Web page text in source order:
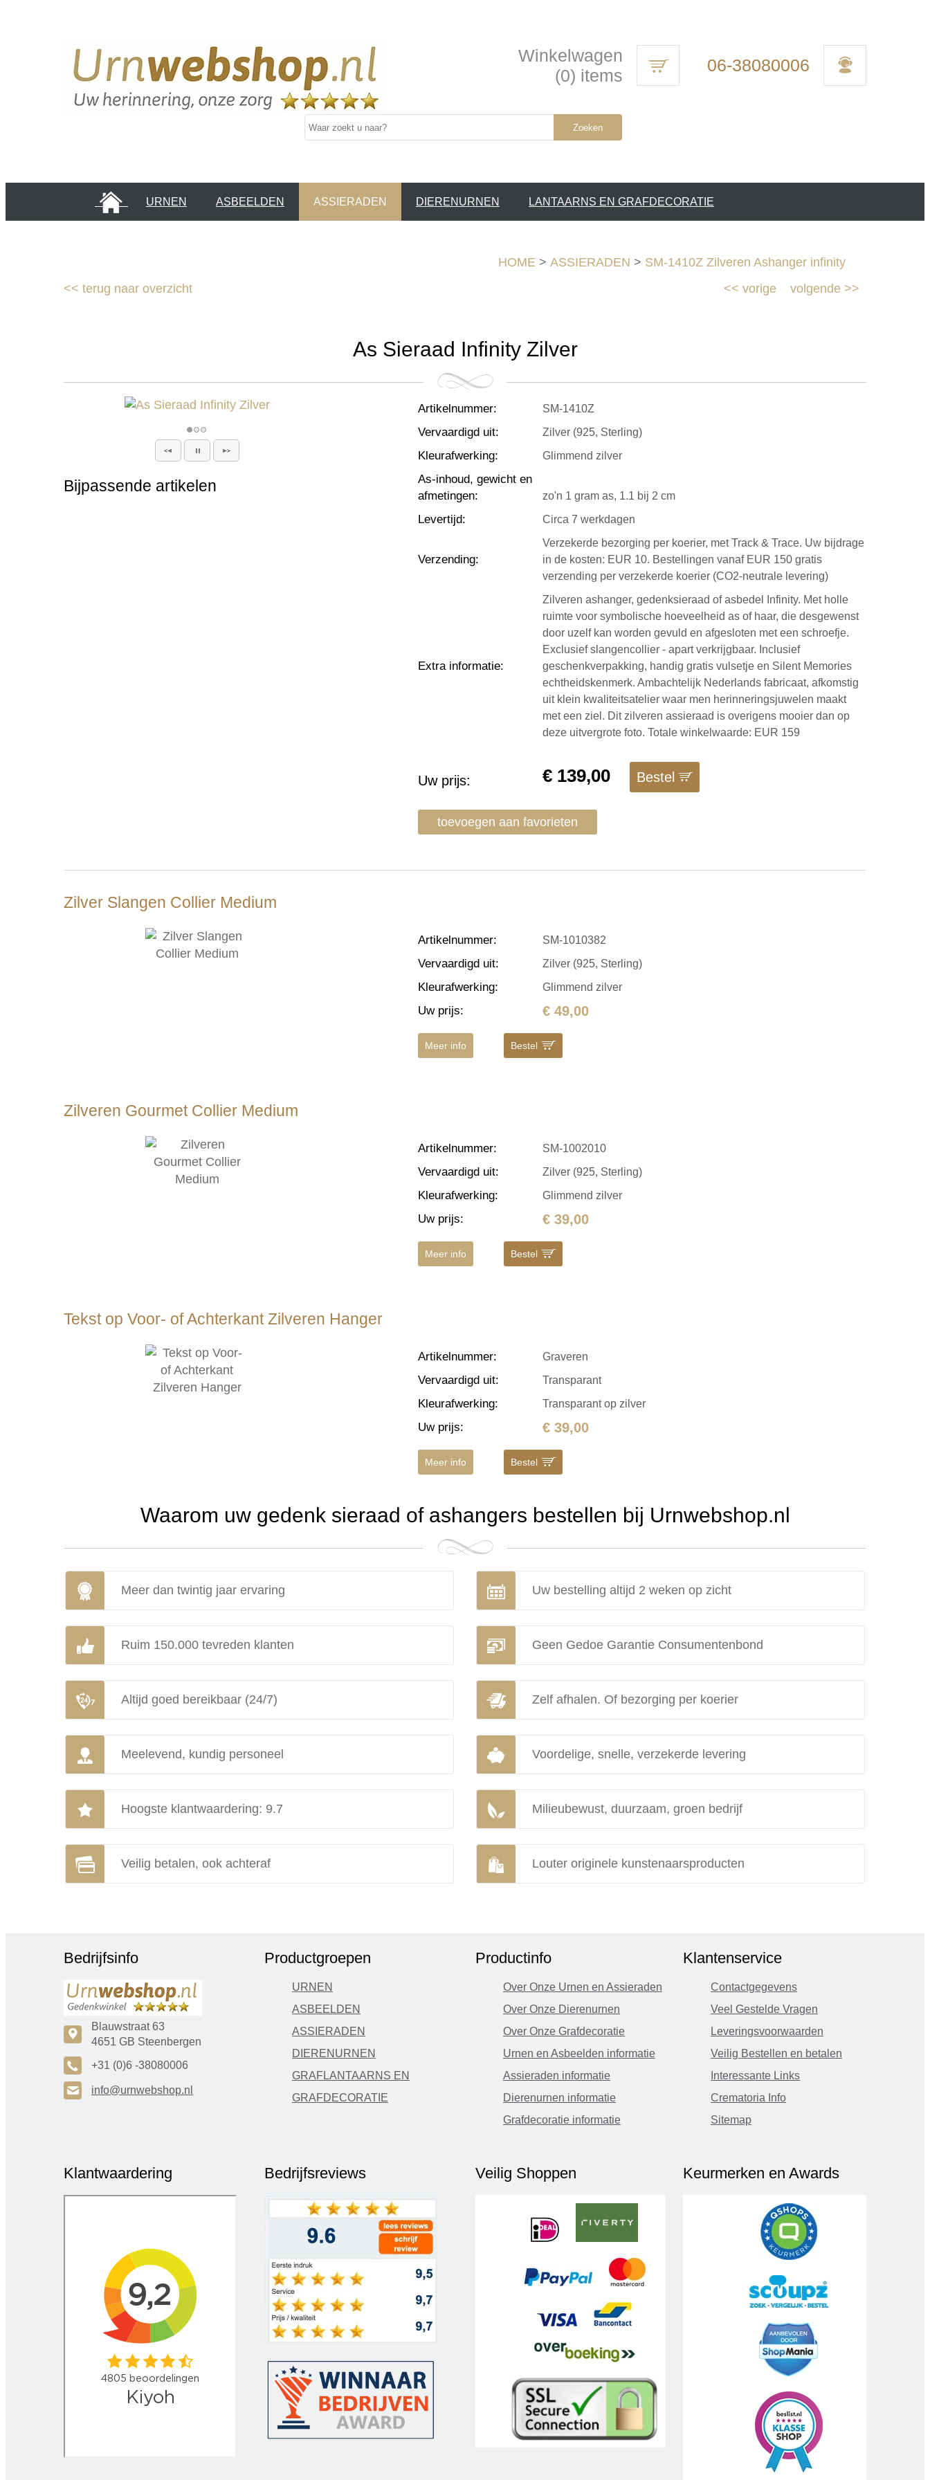
Winkelwagen
(0) items
06-38080006
Zoeken
HOME URNEN ASBEELDEN ASSIERADEN DIERENURNEN LANTAARNS EN GRAFDECORATIE
HOME > ASSIERADEN > SM-1410Z Zilveren Ashanger infinity
<< terug naar overzicht volgende >>
<< vorige
As Sieraad Infinity Zilver
Artikelnummer: SM-1410Z
Vervaardigd uit: Zilver (925, Sterling)
Kleurafwerking: Glimmend zilver
As-inhoud, gewicht en
afmetingen: zo'n 1 gram as, 1.1 bij 2 cm
Levertijd: Circa 7 werkdagen
Verzending:
Verzekerde bezorging per koerier, met Track & Trace. Uw bijdrage
in de kosten: EUR 10. Bestellingen vanaf EUR 150 gratis
verzending per verzekerde koerier (CO2-neutrale levering)
Extra informatie:
Zilveren ashanger, gedenksieraad of asbedel Infinity. Met holle
ruimte voor symbolische hoeveelheid as of haar, die desgewenst
door uzelf kan worden gevuld en afgesloten met een schroefje.
Exclusief slangencollier - apart verkrijgbaar. Inclusief
geschenkverpakking, handig gratis vulsetje en Silent Memories
echtheidskenmerk. Ambachtelijk Nederlands fabricaat, afkomstig
uit klein kwaliteitsatelier waar men herinneringsjuwelen maakt
met een ziel. Dit zilveren assieraad is overigens mooier dan op
deze uitvergrote foto. Totale winkelwaarde: EUR 159
Uw prijs: € 139,00 Bestel
toevoegen aan favorieten
Bijpassende artikelen
Zilver Slangen Collier Medium
Artikelnummer: SM-1010382
Vervaardigd uit: Zilver (925, Sterling)
Kleurafwerking: Glimmend zilver
Uw prijs: € 49,00
Meer info Bestel
Zilveren Gourmet Collier Medium
Artikelnummer: SM-1002010
Vervaardigd uit: Zilver (925, Sterling)
Kleurafwerking: Glimmend zilver
Uw prijs: € 39,00
Meer info Bestel
Tekst op Voor- of Achterkant Zilveren Hanger
Artikelnummer: Graveren
Vervaardigd uit: Transparant
Kleurafwerking: Transparant op zilver
Uw prijs: € 39,00
Meer info Bestel
Waarom uw gedenk sieraad of ashangers bestellen bij Urnwebshop.nl
Meer dan twintig jaar ervaring Uw bestelling altijd 2 weken op zicht
Ruim 150.000 tevreden klanten Geen Gedoe Garantie Consumentenbond
Altijd goed bereikbaar (24/7) Zelf afhalen. Of bezorging per koerier
Meelevend, kundig personeel Voordelige, snelle, verzekerde levering
Hoogste klantwaardering: 9.7 Milieubewust, duurzaam, groen bedrijf
Veilig betalen, ook achteraf Louter originele kunstenaarsproducten
Bedrijfsinfo
c
Blauwstraat 63
4651 GB Steenbergen
A +31 (0)6 -38080006
H info@urnwebshop.nl
Productgroepen
URNEN
ASBEELDEN
ASSIERADEN
DIERENURNEN
GRAFLANTAARNS EN
GRAFDECORATIE
Productinfo
Over Onze Urnen en Assieraden
Over Onze Dierenurnen
Over Onze Grafdecoratie
Urnen en Asbeelden informatie
Assieraden informatie
Dierenurnen informatie
Grafdecoratie informatie
Klantenservice
Contactgegevens
Veel Gestelde Vragen
Leveringsvoorwaarden
Veilig Bestellen en betalen
Interessante Links
Crematoria Info
Sitemap
Klantwaardering Bedrijfsreviews Veilig Shoppen Keurmerken en Awards